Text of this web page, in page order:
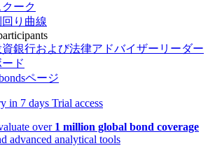
クーク
回り曲線
資銀行および法律アドバイザーリーダー
ード
ページ
in 7 days Trial access
over 1 million global bond coverage
advanced analytical tools